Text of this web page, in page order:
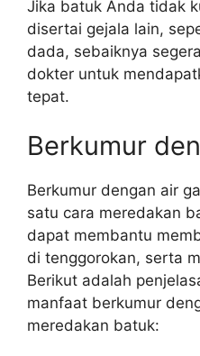
Jika batuk Anda tidak
disertai gejala lain,
dada, sebaiknya
dokter untuk
tepat.
Berkumur
Berkumur dengan air
satu cara meredakan
dapat membantu
di tenggorokan, serta
Berikut adalah
manfaat berkumur
meredakan batuk: